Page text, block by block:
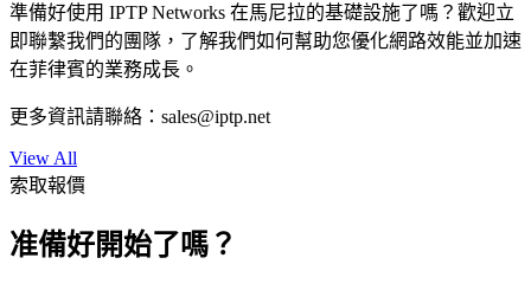
準備好使用 IPTP Networks 在馬尼拉的基礎設施了嗎？歡迎立
即聯繫我們的團隊，了解我們如何幫助您優化網路效能並加速
在菲律賓的業務成長。
更多資訊請聯絡： sales iptp.net
View All
索取報價
准備好開始了嗎？